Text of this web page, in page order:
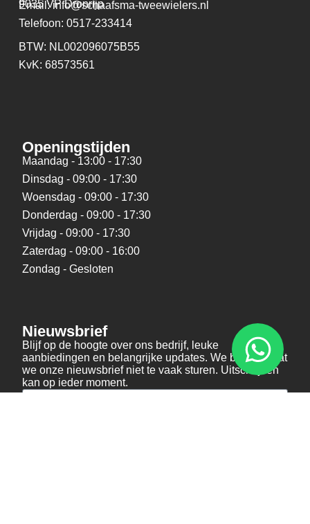
9035 VP Dronrijp
Email: info@schaafsma-tweewielers.nl
Telefoon: 0517-233414
BTW: NL002096075B55
KvK: 68573561
Openingstijden
Maandag - 13:00 - 17:30
Dinsdag - 09:00 - 17:30
Woensdag - 09:00 - 17:30
Donderdag - 09:00 - 17:30
Vrijdag - 09:00 - 17:30
Zaterdag - 09:00 - 16:00
Zondag - Gesloten
Nieuwsbrief
Blijf op de hoogte over ons bedrijf, leuke
aanbiedingen en belangrijke updates. We beloven dat
we onze nieuwsbrief niet te vaak sturen. Uitschrijven
kan op ieder moment.